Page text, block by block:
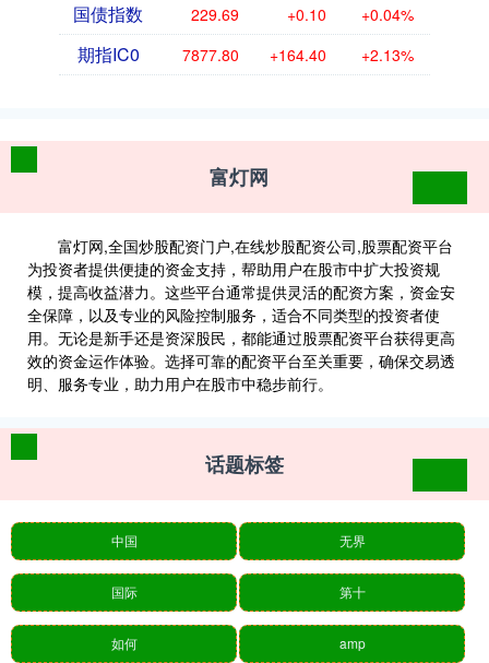
国债指数 229.69 +0.10 +0.04%
期指IC0 7877.80 +164.40 +2.13%
富灯网
富灯网,全国炒股配资门户,在线炒股配资公司,股票配资平台
为投资者提供便捷的资金支持，帮助用户在股市中扩大投资规
模，提高收益潜力。这些平台通常提供灵活的配资方案，资金安
全保障，以及专业的风险控制服务，适合不同类型的投资者使
用。无论是新手还是资深股民，都能通过股票配资平台获得更高
效的资金运作体验。选择可靠的配资平台至关重要，确保交易透
明、服务专业，助力用户在股市中稳步前行。
话题标签
中国 无界
国际 第十
如何 amp